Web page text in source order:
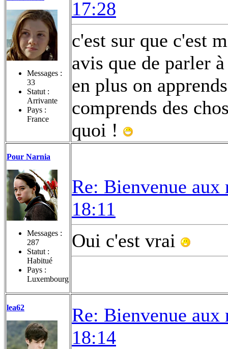
Messages :
33
Statut :
Arrivante
Pays :
France
17:28
c'est sur que c'est
avis que de parler
en plus on
comprends des
quoi !
Pour Narnia
Messages :
287
Statut :
Habitué
Pays :
Luxembourg
Re: Bienvenue
18:11
Oui c'est vrai
lea62
Re: Bienvenue
18:14